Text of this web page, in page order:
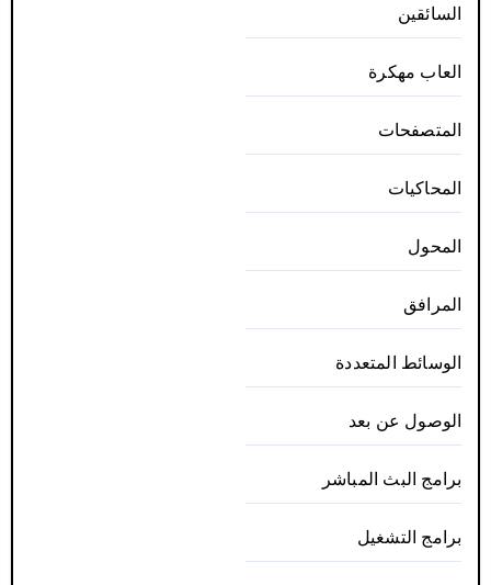
السائقين
العاب مهكرة
المتصفحات
المحاكيات
المحول
المرافق
الوسائط المتعددة
الوصول عن بعد
برامج البث المباشر
برامج التشغيل